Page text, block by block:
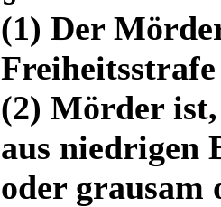
(1) Der
(2) Mörder
aus niedrigen
oder grausam